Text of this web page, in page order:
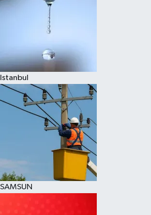
Istanbul
SAMSUN